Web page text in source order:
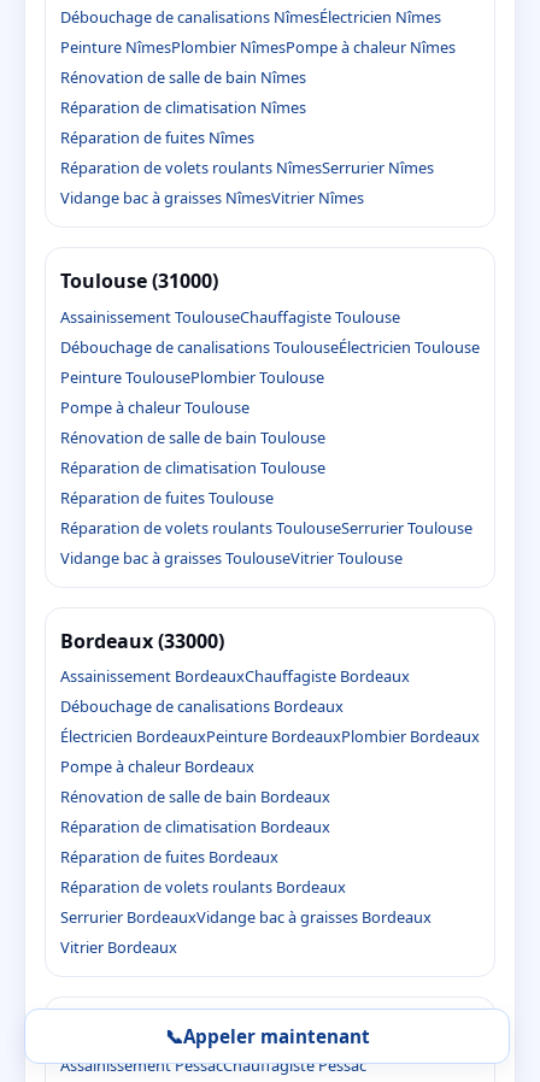
Débouchage de canalisations NîmesÉlectricien Nîmes
Peinture NîmesPlombier NîmesPompe à chaleur Nîmes
Rénovation de salle de bain Nîmes
Réparation de climatisation Nîmes
Réparation de fuites Nîmes
Réparation de volets roulants NîmesSerrurier Nîmes
Vidange bac à graisses NîmesVitrier Nîmes
Toulouse (31000)
Assainissement ToulouseChauffagiste Toulouse
Débouchage de canalisations ToulouseÉlectricien Toulouse
Peinture ToulousePlombier Toulouse
Pompe à chaleur Toulouse
Rénovation de salle de bain Toulouse
Réparation de climatisation Toulouse
Réparation de fuites Toulouse
Réparation de volets roulants ToulouseSerrurier Toulouse
Vidange bac à graisses ToulouseVitrier Toulouse
Bordeaux (33000)
Assainissement BordeauxChauffagiste Bordeaux
Débouchage de canalisations Bordeaux
Électricien BordeauxPeinture BordeauxPlombier Bordeaux
Pompe à chaleur Bordeaux
Rénovation de salle de bain Bordeaux
Réparation de climatisation Bordeaux
Réparation de fuites Bordeaux
Réparation de volets roulants Bordeaux
Serrurier BordeauxVidange bac à graisses Bordeaux
Vitrier Bordeaux
Pessac (33600)
Assainissement PessacChauffagiste Pessac
📞Appeler maintenant